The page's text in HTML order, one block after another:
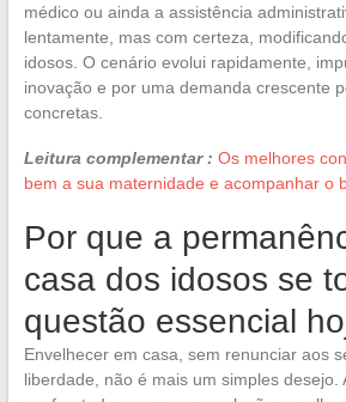
médico ou ainda a assistência
lentamente, mas com certeza,
idosos. O cenário evolui rapidamente,
inovação e por uma demanda crescente
concretas.
Leitura complementar : Os melhores
bem a sua maternidade e acompanhar o
Por que a
casa dos idosos se
questão essencial
Envelhecer em casa, sem renunciar aos
liberdade, não é mais um simples desejo.